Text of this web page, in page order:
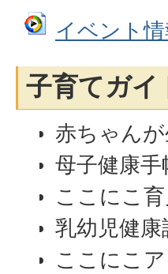
イベント
子育てガイ
赤ちゃん
母子健康
ここにこ
乳幼児健康
ここにこ